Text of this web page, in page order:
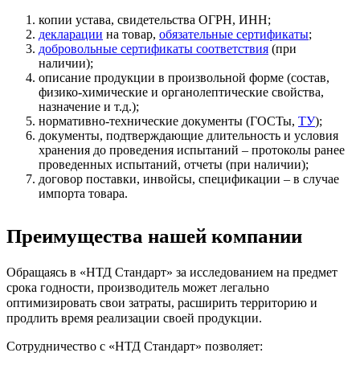
копии устава, свидетельства ОГРН, ИНН;
декларации на товар, обязательные сертификаты;
добровольные сертификаты соответствия (при
наличии);
описание продукции в произвольной форме (состав,
физико-химические и органолептические свойства,
назначение и т.д.);
нормативно-технические документы (ГОСТы, ТУ);
документы, подтверждающие длительность и условия
хранения до проведения испытаний – протоколы ранее
проведенных испытаний, отчеты (при наличии);
договор поставки, инвойсы, спецификации – в случае
импорта товара.
Преимущества нашей компании
Обращаясь в «НТД Стандарт» за исследованием на предмет
срока годности, производитель может легально
оптимизировать свои затраты, расширить территорию и
продлить время реализации своей продукции.
Сотрудничество с «НТД Стандарт» позволяет: